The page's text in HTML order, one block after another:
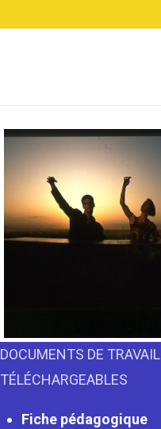
DOCUMENTS DE TRAVAIL
TÉLÉCHARGEABLES
Fiche pédagogique